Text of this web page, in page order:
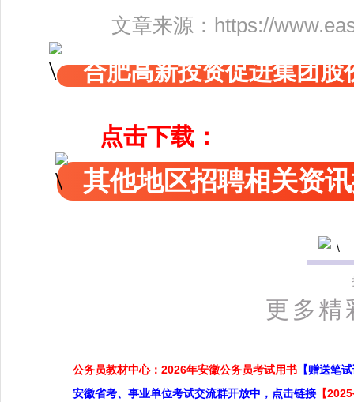
文章来源： https://
合肥高新投资促进集团
点击下载：
其他地区招聘相关资
更多精
公务员教材中心：2026年安徽公务员考试用书 【赠送笔
安徽省考、事业单位考试交流群开放中，点击链接 【